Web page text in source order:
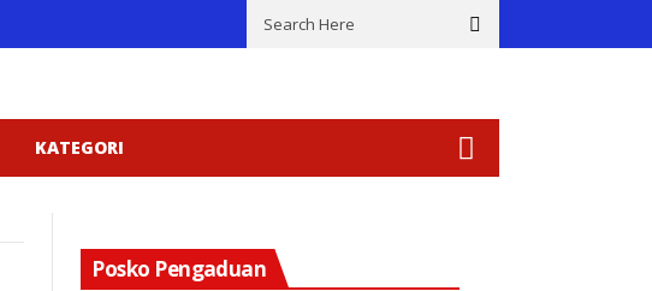
Exchange Kripto Inspiratif! Republik Resik Masjid Ponorogo Rutin Bersihkan
KATEGORI
Posko Pengaduan